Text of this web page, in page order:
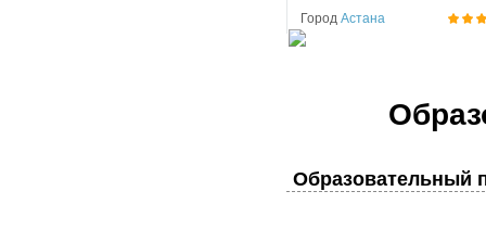
Город Астана
Образовательный